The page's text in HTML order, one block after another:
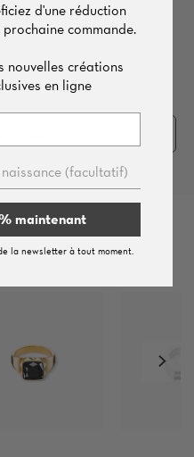
plaire
d'une réduction
commande.
nouvelles créations
en ligne
maintenant
la newsletter à tout moment.